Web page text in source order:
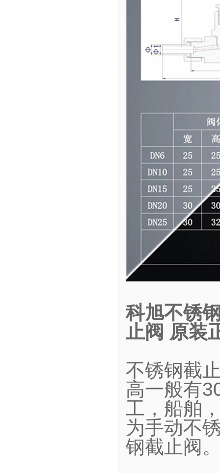
科旭不锈
止阀 原装
不锈钢截
高一般有
工，船舶
为手动不
钢截止阀